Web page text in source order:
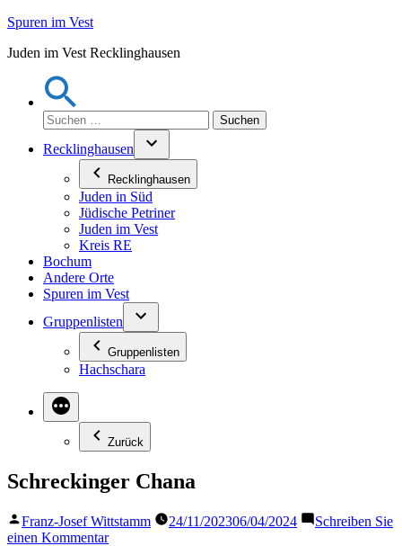
Zum
springen
Spuren im Vest
Juden im Vest Recklinghausen
Suchen
nach:
Recklinghausen
Recklinghausen
Juden in Süd
Jüdische Petriner
Juden im Vest
Kreis RE
Bochum
Andere Orte
Spuren im Vest
Gruppenlisten
Gruppenlisten
Hachschara
Zurück
Schreckinger Chana
Veröffentlicht
von
Franz-Josef Wittstamm 24/11/202306/04/2024
Schreiben Sie
einen Kommentarzu